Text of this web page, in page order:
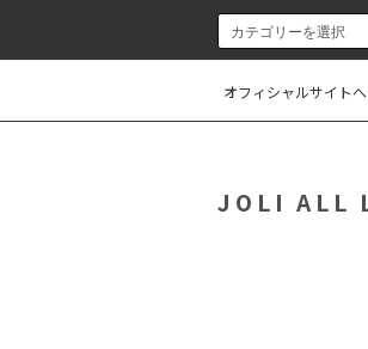
オフィシャルサイトへ